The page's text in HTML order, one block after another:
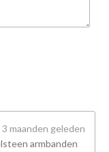
3 maanden geleden
armbanden